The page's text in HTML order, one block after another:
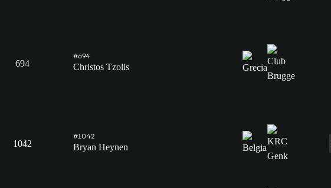
694
#694
Christos Tzolis
1042
#1042
Bryan Heynen